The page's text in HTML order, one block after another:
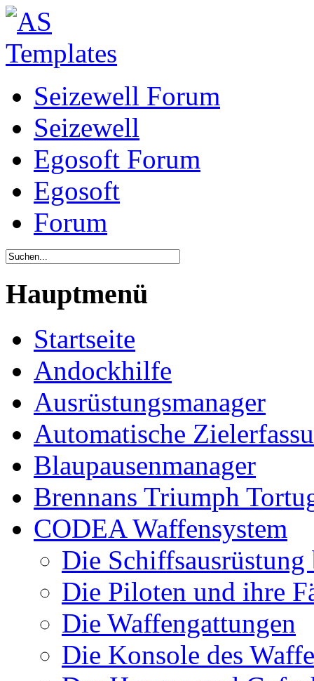
Seizewell Forum
Seizewell
Egosoft Forum
Egosoft
Forum
Hauptmenü
Startseite
Andockhilfe
Ausrüstungsmanager
Automatische
Blaupausenmanager
Brennans Triumph
CODEA Waffensystem
Die Schiffsausrüstung
Die Piloten und ihre
Die Waffengattungen
Die Konsole des